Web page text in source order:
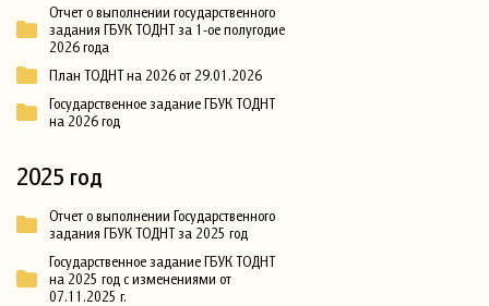
Отчет о выполнении государственного
задания ГБУК ТОДНТ за 1-ое полугодие
2026 года
План ТОДНТ на 2026 от 29.01.2026
Государственное задание ГБУК ТОДНТ
на 2026 год
2025 год
Отчет о выполнении Государственного
задания ГБУК ТОДНТ за 2025 год
Государственное задание ГБУК ТОДНТ
на 2025 год с изменениями от
07.11.2025 г.